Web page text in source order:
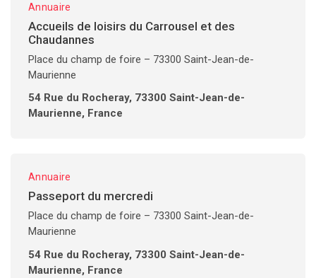
Annuaire
Accueils de loisirs du Carrousel et des
Chaudannes
Place du champ de foire – 73300 Saint-Jean-de-
Maurienne
54 Rue du Rocheray, 73300 Saint-Jean-de-
Maurienne, France
Annuaire
Passeport du mercredi
Place du champ de foire – 73300 Saint-Jean-de-
Maurienne
54 Rue du Rocheray, 73300 Saint-Jean-de-
Maurienne, France